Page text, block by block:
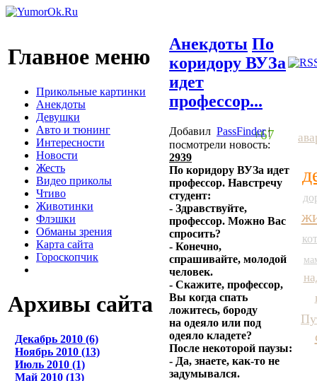
Главное меню
Прикольные картинки
Анекдоты
Девушки
Авто и тюнинг
Интересности
Новости
Жесть
Видео приколы
Чтиво
Животинки
Флэшки
Обманы зрения
Карта сайта
Гороскопчик
Архивы сайта
Декабрь 2010 (6)
Ноябрь 2010 (13)
Июль 2010 (1)
Май 2010 (13)
Анекдоты По
коридору ВУЗа
идет
профессор...
+67
Добавил PassFinder|
посмотрели новость:
2939
По коридору ВУЗа идет
профессор. Навстречу
студент:
- Здравствуйте,
профессор. Можно Вас
спросить?
- Конечно,
спрашивайте, молодой
человек.
- Скажите, профессор,
Вы когда спать
ложитесь, бороду
на одеяло или под
одеяло кладете?
После некоторой паузы:
- Да, знаете, как-то не
задумывался.